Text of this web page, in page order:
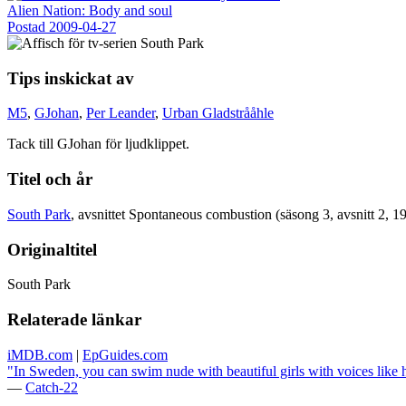
Alien Nation: Body and soul
Postad 2009-04-27
Tips inskickat av
M5, GJohan, Per Leander, Urban Gladstrååhle
Tack till GJohan för ljudklippet.
Titel och år
South Park, avsnittet Spontaneous combustion (säsong 3, avsnitt 2,
Originaltitel
South Park
Relaterade länkar
iMDB.com | EpGuides.com
"In Sweden, you can swim nude with beautiful girls with voices like
— Catch-22